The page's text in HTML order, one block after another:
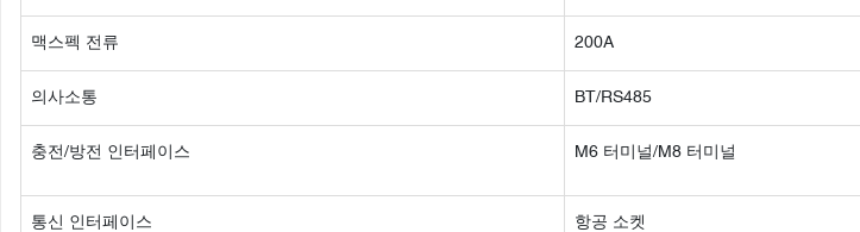
맥스펙 전류 200A
의사소통 BT/RS485
충전/방전 인터페이스 M6 터미널/M8 터미널
통신 인터페이스 항공 소켓